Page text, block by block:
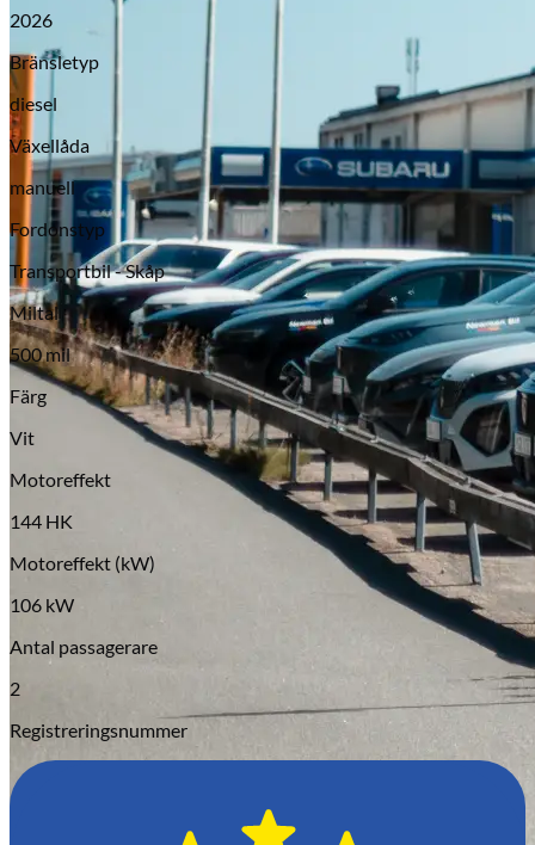
Opel
Serviceverkstad
2026
Bränsletyp
diesel
Växellåda
manuell
Fordonstyp
Transportbil - Skåp
Miltal
500 mil
Färg
Vit
Motoreffekt
144 HK
Motoreffekt (kW)
106 kW
Antal passagerare
2
Registreringsnummer